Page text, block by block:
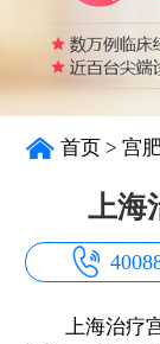
首页 >宫
上海
上海治疗宫